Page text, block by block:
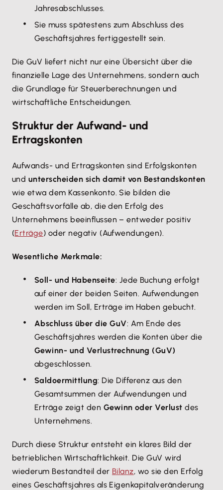
Jahresabschlusses.
Sie muss spätestens zum Abschluss des
Geschäftsjahres fertiggestellt sein.
Die GuV liefert nicht nur eine Übersicht über die
finanzielle Lage des Unternehmens, sondern auch
die Grundlage für Steuerberechnungen und
wirtschaftliche Entscheidungen.
Struktur der Aufwand- und
Ertragskonten
Aufwands- und Ertragskonten sind Erfolgskonten
und unterscheiden sich damit von Bestandskonten
wie etwa dem Kassenkonto. Sie bilden die
Geschäftsvorfälle ab, die den Erfolg des
Unternehmens beeinflussen – entweder positiv
(Erträge) oder negativ (Aufwendungen).
Wesentliche Merkmale:
Soll- und Habenseite: Jede Buchung erfolgt
auf einer der beiden Seiten. Aufwendungen
werden im Soll, Erträge im Haben gebucht.
Abschluss über die GuV: Am Ende des
Geschäftsjahres werden die Konten über die
Gewinn- und Verlustrechnung (GuV)
abgeschlossen.
Saldoermittlung: Die Differenz aus den
Gesamtsummen der Aufwendungen und
Erträge zeigt den Gewinn oder Verlust des
Unternehmens.
Durch diese Struktur entsteht ein klares Bild der
betrieblichen Wirtschaftlichkeit. Die GuV wird
wiederum Bestandteil der Bilanz, wo sie den Erfolg
eines Geschäftsjahres als Eigenkapitalveränderung